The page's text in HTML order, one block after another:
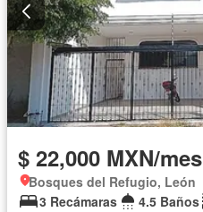
$ 22,000 MXN/mes
Bosques del Refugio, León
3 Recámaras
4.5 Baños